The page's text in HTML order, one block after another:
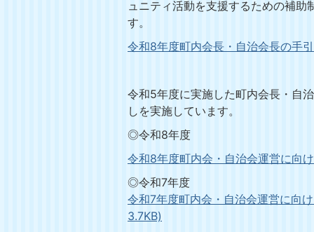
ュニティ活動を支援するための補
す。
令和8年度町内会長・自治会長の手
令和5年度に実施した町内会長・自
しを実施しています。
◎令和8年度
令和8年度町内会・自治会運営に向
◎令和7年度
令和7年度町内会・自治会運営に向
3.7KB)